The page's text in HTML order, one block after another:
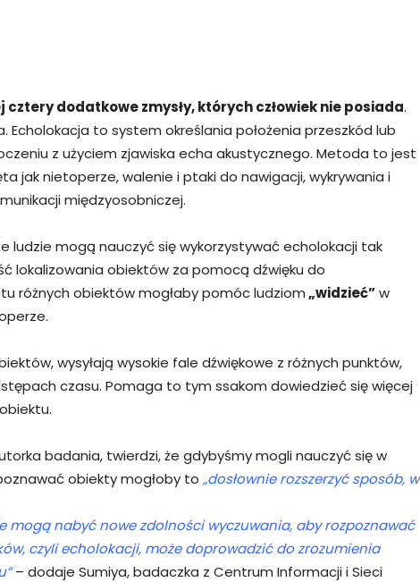
dodatkowe zmysły, których człowiek nie posiada.
Echolokacja to system określania położenia przeszkód lub
z użyciem zjawiska echa akustycznego. Metoda to jest
jak nietoperze, walenie i ptaki do nawigacji, wykrywania i
międzyosobniczej.
ludzie mogą nauczyć się wykorzystywać echolokacji tak
lokalizowania obiektów za pomocą dźwięku do
różnych obiektów mogłaby pomóc ludziom„widzieć”w
wysyłają wysokie fale dźwiękowe z różnych punktów,
czasu. Pomaga to tym ssakom dowiedzieć się więcej
badania, twierdzi, że gdybyśmy mogli nauczyć się w
obiekty mogłoby to „dosłownie rozszerzyć sposób, w
mogą nabyć nowe zdolności wyczuwania, aby rozpoznawać
czyli echolokacji, może doprowadzić do zrozumienia
– dodaje Sumiya, badaczka z Centrum Informacji i Sieci